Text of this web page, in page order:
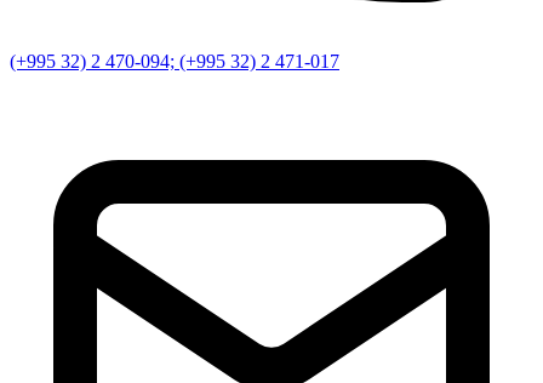
(+995 32) 2 470-094; (+995 32) 2 471-017